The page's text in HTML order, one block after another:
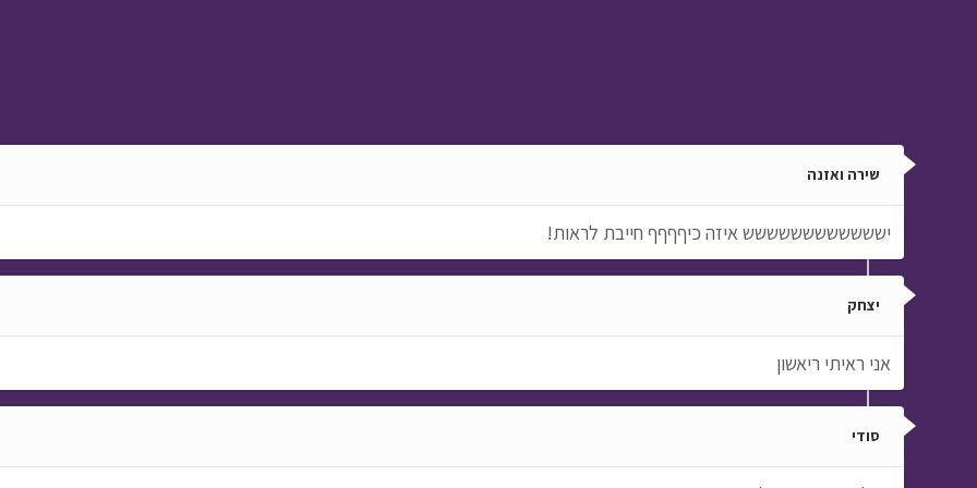
שירה ואזנה
ישששששששששששש איזה כיףףףף חייבת לראות!
יצחק
אני ראיתי ריאשון
סודי